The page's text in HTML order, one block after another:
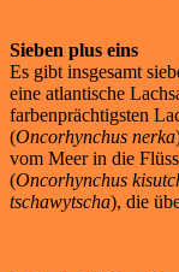
Sieben plus eins
Es gibt insgesamt
eine atlantische
farbenprächtigsten
(Oncorhynchus nerka
vom Meer in die
(Oncorhynchus
tschawytscha), die